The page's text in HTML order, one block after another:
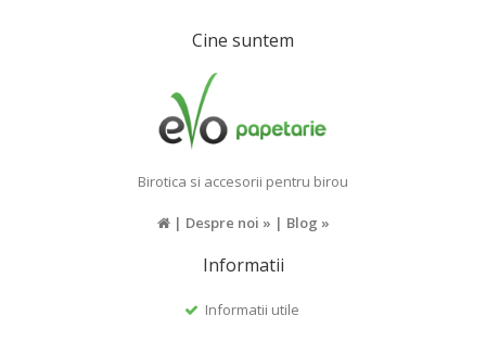
Cine suntem
Birotica si accesorii pentru birou
| Despre noi » | Blog »
Informatii
Informatii utile